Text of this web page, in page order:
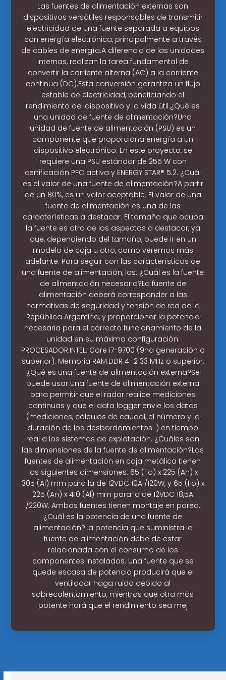
Las fuentes de alimentación externas son
dispositivos versátiles responsables de transmitir
electricidad de una fuente separada a equipos
con energía electrónica, principalmente a través
de cables de energía.A diferencia de las unidades
internas, realizan la tarea fundamental de
convertir la corriente alterna (AC) a la corriente
continua (DC).Esta conversión garantiza un flujo
estable de electricidad, beneficiando el
rendimiento del dispositivo y la vida útil.¿Qué es
una unidad de fuente de alimentación?Una
unidad de fuente de alimentación (PSU) es un
componente que proporciona energía a un
dispositivo electrónico. En este proyecto, se
requiere una PSU estándar de 255 W con
certificación PFC activa y ENERGY STAR® 5.2. ¿Cuál
es el valor de una fuente de alimentación?A partir
de un 80%, es un valor aceptable. El valor de una
fuente de alimentación es una de las
características a destacar. El tamaño que ocupa
la fuente es otro de los aspectos a destacar, ya
que, dependiendo del tamaño, puede ir en un
modelo de caja u otro, como veremos más
adelante. Para seguir con las características de
una fuente de alimentación, los. ¿Cuál es la fuente
de alimentación necesaria?La fuente de
alimentación deberá corresponder a las
normativas de seguridad y tensión de red de la
República Argentina, y proporcionar la potencia
necesaria para el correcto funcionamiento de la
unidad en su máxima configuración.
PROCESADOR:INTEL: Core i7-9700 (9na generación o
superior). Memoria RAM:DDR 4–2133 MHz o superior.
¿Qué es una fuente de alimentación externa?Se
puede usar una fuente de alimentación externa
para permitir que el radar realice mediciones
continuas y que el data logger envie los datos
(mediciones, cálculos de caudal, el número y la
duración de los desbordamientos. ) en tiempo
real a los sistemas de explotación. ¿Cuáles son
las dimensiones de la fuente de alimentación?Las
fuentes de alimentación en caja metálica tienen
las siguientes dimensiones: 65 (Fo) x 225 (An) x
305 (Al) mm para la de 12VDC 10A /120W, y 65 (Fo) x
225 (An) x 410 (Al) mm para la de 12VDC 18,5A
/220W. Ambas fuentes tienen montaje en pared.
¿Cuál es la potencia de una fuente de
alimentación?La potencia que suministra la
fuente de alimentación debe de estar
relacionada con el consumo de los
componentes instalados. Una fuente que se
quede escasa de potencia producirá que el
ventilador haga ruido debido al
sobrecalentamiento, mientras que otra más
potente hará que el rendimiento sea mej